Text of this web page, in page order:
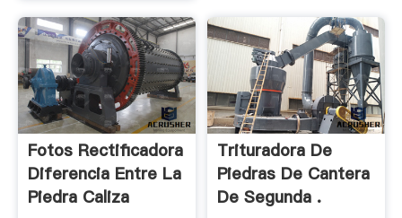
Fotos Rectificadora
Diferencia Entre La
Piedra Caliza
Trituradora De
Piedras De Cantera
De Segunda .